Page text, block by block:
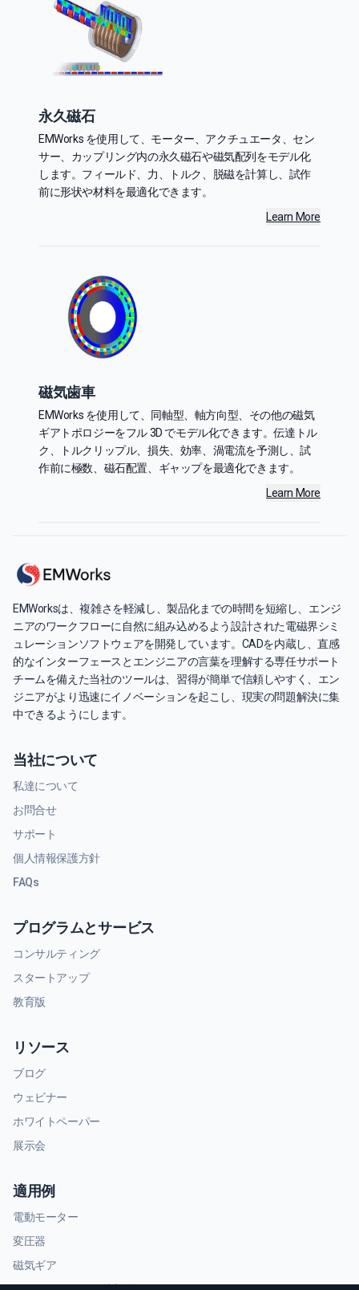
永久磁石
EMWorks を使用して、モーター、アクチュエータ、セン
サー、カップリング内の永久磁石や磁気配列をモデル化
します。フィールド、力、トルク、脱磁を計算し、試作
前に形状や材料を最適化できます。
Learn More
磁気歯車
EMWorks を使用して、同軸型、軸方向型、その他の磁気
ギアトポロジーをフル 3D でモデル化できます。伝達トル
ク、トルクリップル、損失、効率、渦電流を予測し、試
作前に極数、磁石配置、ギャップを最適化できます。
Learn More
EMWorksは、複雑さを軽減し、製品化までの時間を短縮し、エンジ
ニアのワークフローに自然に組み込めるよう設計された電磁界シミ
ュレーションソフトウェアを開発しています。CADを内蔵し、直感
的なインターフェースとエンジニアの言葉を理解する専任サポート
チームを備えた当社のツールは、習得が簡単で信頼しやすく、エン
ジニアがより迅速にイノベーションを起こし、現実の問題解決に集
中できるようにします。
当社について
私達について
お問合せ
サポート
個人情報保護方針
FAQs
プログラムとサービス
コンサルティング
スタートアップ
教育版
リソース
ブログ
ウェビナー
ホワイトペーパー
展示会
適用例
電動モーター
変圧器
磁気ギア